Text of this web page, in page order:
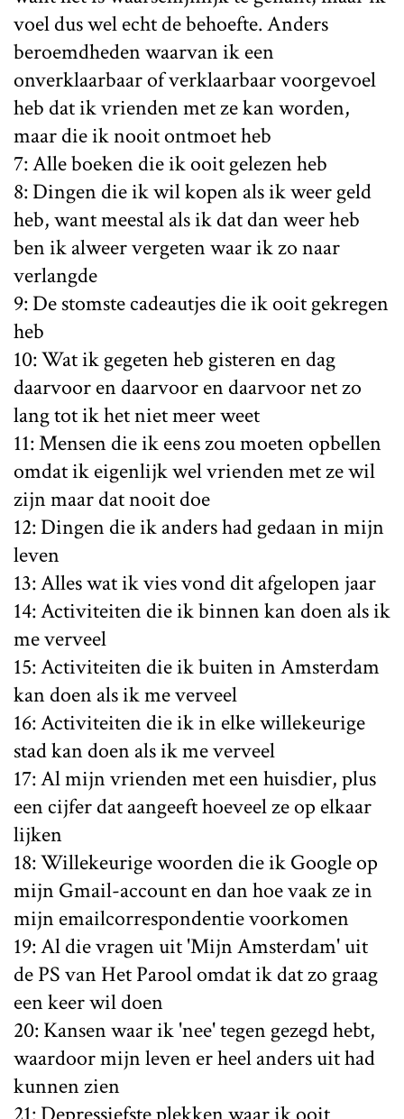
voel dus wel echt de behoefte. Anders
beroemdheden waarvan ik een
onverklaarbaar of verklaarbaar voorgevoel
heb dat ik vrienden met ze kan worden,
maar die ik nooit ontmoet heb
7: Alle boeken die ik ooit gelezen heb
8: Dingen die ik wil kopen als ik weer geld
heb, want meestal als ik dat dan weer heb
ben ik alweer vergeten waar ik zo naar
verlangde
9: De stomste cadeautjes die ik ooit gekregen
heb
10: Wat ik gegeten heb gisteren en dag
daarvoor en daarvoor en daarvoor net zo
lang tot ik het niet meer weet
11: Mensen die ik eens zou moeten opbellen
omdat ik eigenlijk wel vrienden met ze wil
zijn maar dat nooit doe
12: Dingen die ik anders had gedaan in mijn
leven
13: Alles wat ik vies vond dit afgelopen jaar
14: Activiteiten die ik binnen kan doen als ik
me verveel
15: Activiteiten die ik buiten in Amsterdam
kan doen als ik me verveel
16: Activiteiten die ik in elke willekeurige
stad kan doen als ik me verveel
17: Al mijn vrienden met een huisdier, plus
een cijfer dat aangeeft hoeveel ze op elkaar
lijken
18: Willekeurige woorden die ik Google op
mijn Gmail-account en dan hoe vaak ze in
mijn emailcorrespondentie voorkomen
19: Al die vragen uit 'Mijn Amsterdam' uit
de PS van Het Parool omdat ik dat zo graag
een keer wil doen
20: Kansen waar ik 'nee' tegen gezegd hebt,
waardoor mijn leven er heel anders uit had
kunnen zien